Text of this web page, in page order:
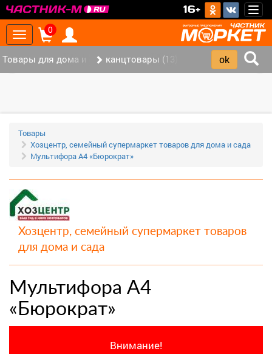
16+
Toggle
navigation
0
Товары для дома и офиса (117)канцтовары (13)
Товары
Хозцентр, семейный супермаркет товаров для дома и сада
Мультифора А4 «Бюрократ»
Хозцентр, семейный супермаркет товаров
для дома и сада
Мультифора А4
«Бюрократ»
Внимание!
‹ ›